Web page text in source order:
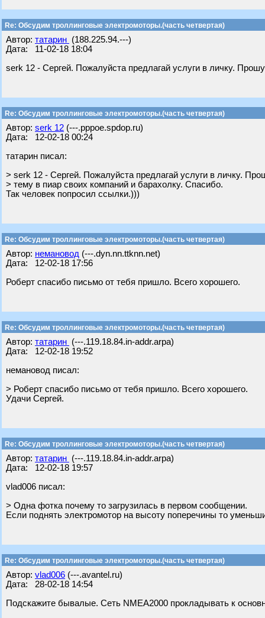
Re: Обсудим троллинговые электромоторы.(часть четвертая)
Автор: татарин (188.225.94.---)
Дата: 11-02-18 18:04
serk 12 - Сергей. Пожалуйста предлагай услуги в личку.
Re: Обсудим троллинговые электромоторы.(часть четвертая)
Автор: serk 12 (---.pppoe.spdop.ru)
Дата: 12-02-18 00:24
татарин писал:
> serk 12 - Сергей. Пожалуйста предлагай услуги в личку.
> тему в пиар своих компаний и барахолку. Спасибо.
Так человек попросил ссылки.)))
Re: Обсудим троллинговые электромоторы.(часть четвертая)
Автор: немановод (---.dyn.nn.ttknn.net)
Дата: 12-02-18 17:56
Роберт спасибо письмо от тебя пришло. Всего хорошего.
Re: Обсудим троллинговые электромоторы.(часть четвертая)
Автор: татарин (---.119.18.84.in-addr.arpa)
Дата: 12-02-18 19:52
немановод писал:
> Роберт спасибо письмо от тебя пришло. Всего хорошего.
Удачи Сергей.
Re: Обсудим троллинговые электромоторы.(часть четвертая)
Автор: татарин (---.119.18.84.in-addr.arpa)
Дата: 12-02-18 19:57
vlad006 писал:
> Одна фотка почему то загрузилась в первом сообщении.
Если поднять электромотор на высоту поперечины то
Re: Обсудим троллинговые электромоторы.(часть четвертая)
Автор: vlad006 (---.avantel.ru)
Дата: 28-02-18 14:54
Подскажите бывалые. Сеть NMEA2000 прокладывать к